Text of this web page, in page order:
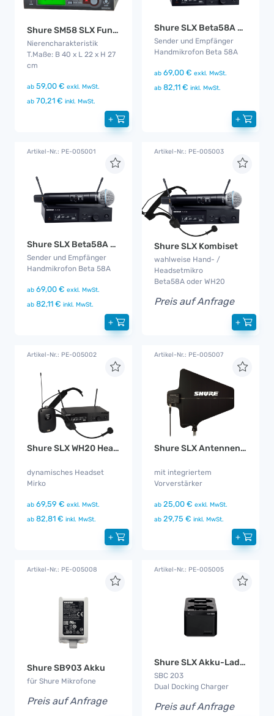
Shure SM58 SLX Funkmikro
Nierencharakteristik
T.Maße: B 40 x L 22 x H 27
cm
ab 59,00 € exkl. MwSt.
ab 70,21 € inkl. MwSt.
+
Shure SLX Beta58A Handset
Sender und Empfänger
Handmikrofon Beta 58A
ab 69,00 € exkl. MwSt.
ab 82,11 € inkl. MwSt.
+
Artikel-Nr.: PE-005001
Shure SLX Beta58A Handset
Sender und Empfänger
Handmikrofon Beta 58A
ab 69,00 € exkl. MwSt.
ab 82,11 € inkl. MwSt.
+
Artikel-Nr.: PE-005003
Shure SLX Kombiset
wahlweise Hand- /
Headsetmikro
Beta58A oder WH20
Preis auf Anfrage
+
Artikel-Nr.: PE-005002
Shure SLX WH20 Headset
dynamisches Headset
Mirko
ab 69,59 € exkl. MwSt.
ab 82,81 € inkl. MwSt.
+
Artikel-Nr.: PE-005007
Shure SLX Antennen Set aktiv
mit integriertem
Vorverstärker
ab 25,00 € exkl. MwSt.
ab 29,75 € inkl. MwSt.
+
Artikel-Nr.: PE-005008
Shure SB903 Akku
für Shure Mikrofone
Preis auf Anfrage
Artikel-Nr.: PE-005005
Shure SLX Akku-Ladegerät
SBC 203
Dual Docking Charger
Preis auf Anfrage